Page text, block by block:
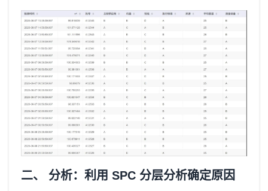
二、 分析：利用 SPC 分层分析确定原因